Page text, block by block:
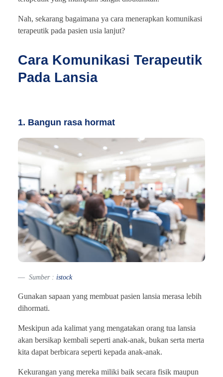
Nah, sekarang bagaimana ya cara menerapkan komunikasi
terapeutik pada pasien usia lanjut?
Cara Komunikasi Terapeutik
Pada Lansia
1. Bangun rasa hormat
Sumber : istock
Gunakan sapaan yang membuat pasien lansia merasa lebih
dihormati.
Meskipun ada kalimat yang mengatakan orang tua lansia
akan bersikap kembali seperti anak-anak, bukan serta merta
kita dapat berbicara seperti kepada anak-anak.
Kekurangan yang mereka miliki baik secara fisik maupun